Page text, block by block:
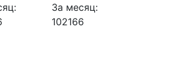
За месяц:
102166